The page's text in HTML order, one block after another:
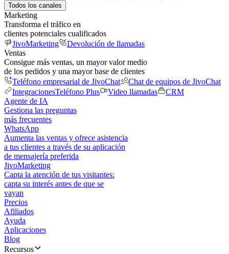
Todos los canales
Marketing
Transforma el tráfico en
clientes potenciales cualificados
JivoMarketing
Devolución de llamadas
Ventas
Consigue más ventas, un mayor valor medio
de los pedidos y una mayor base de clientes
Teléfono empresarial de JivoChat
Chat de equipos de JivoChat
IntegracionesTeléfono Plus Video llamadas
CRM
Agente de IA
Gestiona las preguntas
más frecuentes
WhatsApp
Aumenta las ventas y ofrece asistencia
a tus clientes a través de su aplicación
de mensajería preferida
JivoMarketing
Capta la atención de tus visitantes:
capta su interés antes de que se
vayan
Precios
Afiliados
Ayuda
Aplicaciones
Blog
Recursos